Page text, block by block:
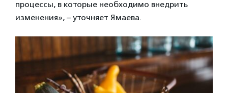
процессы, в которые необходимо внедрить
изменения», – уточняет Ямаева.